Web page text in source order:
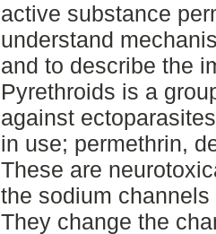
active substance
understand
and to describe the
Pyrethroids is a
against
in use; permethrin,
These are
the sodium channels
They change the